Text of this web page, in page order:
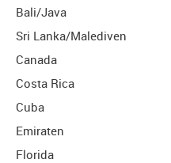
Bali/Java
Sri Lanka/Malediven
Canada
Costa Rica
Cuba
Emiraten
Florida